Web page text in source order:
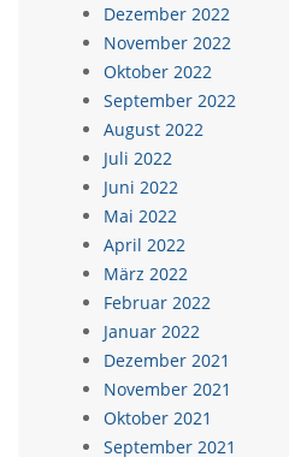
Dezember 2022
November 2022
Oktober 2022
September 2022
August 2022
Juli 2022
Juni 2022
Mai 2022
April 2022
März 2022
Februar 2022
Januar 2022
Dezember 2021
November 2021
Oktober 2021
September 2021